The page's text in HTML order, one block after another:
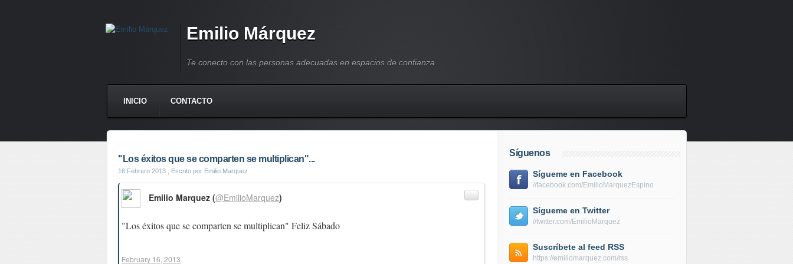
Emilio Márquez
Te conecto con las personas adecuadas en espacios de confianza
INICIO CONTACTO
"Los éxitos que se comparten se multiplican"...
16 Febrero 2013 , Escrito por Emilio Marquez
"Los éxitos que se comparten se multiplican" Feliz Sábado
Emilio Marquez (@EmilioMarquez)
February 16, 2013
Síguenos
Sígueme en Facebook
//facebook.com/EmilioMarquezEspino
Sígueme en Twitter
//twitter.com/EmilioMarquez
Suscríbete al feed RSS
https://emiliomarquez.com/rss